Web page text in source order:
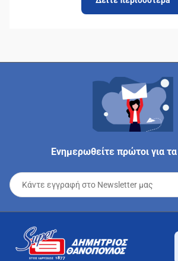
Ενημερωθείτε πρώτοι για